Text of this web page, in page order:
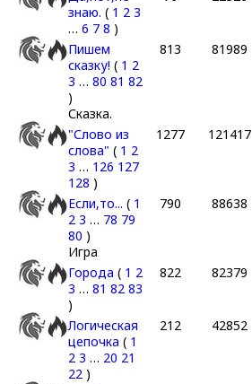
знаю. ( 1 2 3
… 6 7 8 )
Пишем
сказку! ( 1 2
3 … 80 81 82
)
Сказка.
813 81989
"Слово из
слова" ( 1 2
3 … 126 127
128 )
1277 121417
Если,то... ( 1
2 3 … 78 79
80 )
Игра
790 88638
Города ( 1 2
3 … 81 82 83
)
822 82379
Логическая
цепочка ( 1
2 3 … 20 21
22 )
212 42852